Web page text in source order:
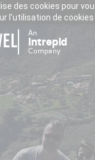
des cookies pour
l’utilisation de
An
Intrepid
Company